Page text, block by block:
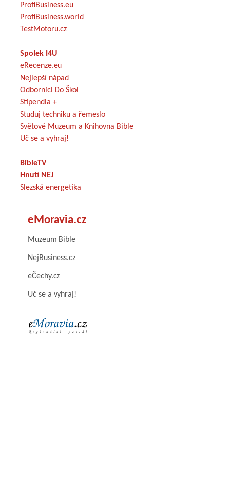
ProfiBusiness.eu
ProfiBusiness.world
TestMotoru.cz
Spolek I4U
eRecenze.eu
Nejlepší nápad
Odborníci Do Škol
Stipendia +
Studuj techniku a řemeslo
Světové Muzeum a Knihovna Bible
Uč se a vyhraj!
BibleTV
Hnutí NEJ
Slezská energetika
eMoravia.cz
Muzeum Bible
NejBusiness.cz
eČechy.cz
Uč se a vyhraj!